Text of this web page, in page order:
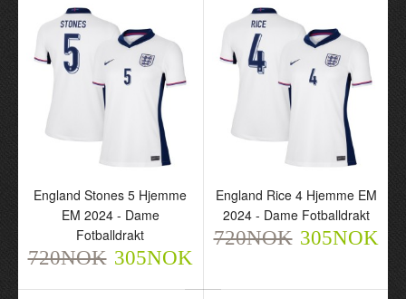
England Orange Version
Draktsett
720NOK 305NOK
England Kane 9 Hjemme
Fotballdrakt
720NOK 305NOK
England Stones 5 Hjemme
EM 2024 - Dame
Fotballdrakt
720NOK 305NOK
England Rice 4 Hjemme EM
2024 - Dame Fotballdrakt
720NOK 305NOK